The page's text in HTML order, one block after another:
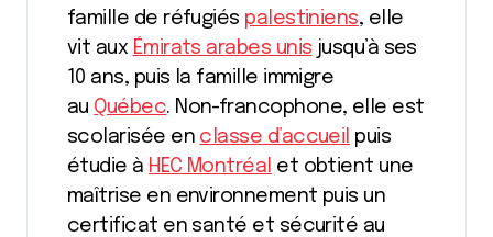
famille de réfugiés palestiniens, elle
vit aux Émirats arabes unis jusqu’à ses
10 ans, puis la famille immigre
au Québec. Non-francophone, elle est
scolarisée en classe d’accueil puis
étudie à HEC Montréal et obtient une
maîtrise en environnement puis un
certificat en santé et sécurité au